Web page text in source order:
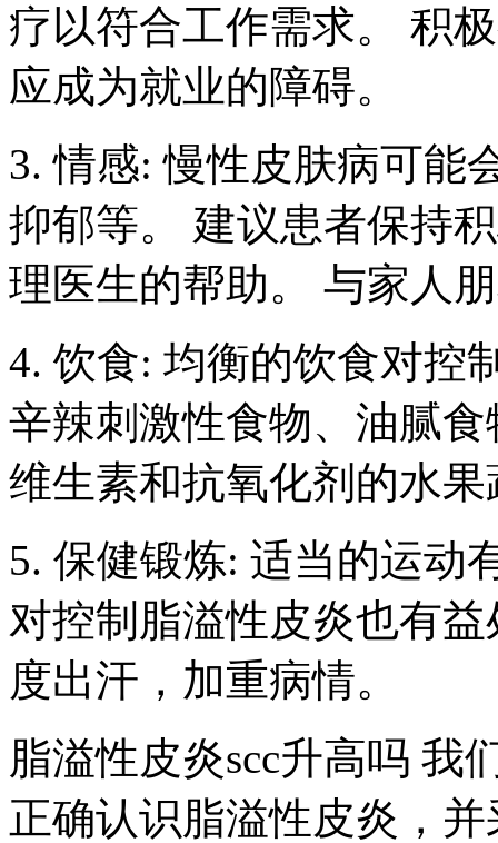
疗以符合工作需求。 积
应成为就业的障碍。
3. 情感: 慢性皮肤病可能
抑郁等。 建议患者保持
理医生的帮助。 与家人
4. 饮食: 均衡的饮食对控
辛辣刺激性食物、油腻
维生素和抗氧化剂的水果
5. 保健锻炼: 适当的运动
对控制脂溢性皮炎也有
度出汗，加重病情。
脂溢性皮炎scc升高吗 我
正确认识脂溢性皮炎，